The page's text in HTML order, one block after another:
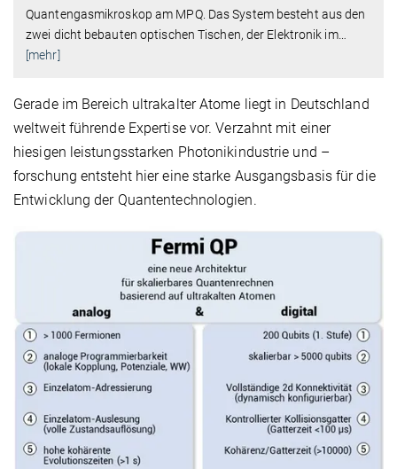
Quantengasmikroskop am MPQ. Das System besteht aus den
zwei dicht bebauten optischen Tischen, der Elektronik im…
[mehr]
Gerade im Bereich ultrakalter Atome liegt in Deutschland
weltweit führende Expertise vor. Verzahnt mit einer
hiesigen leistungsstarken Photonikindustrie und –
forschung entsteht hier eine starke Ausgangsbasis für die
Entwicklung der Quantentechnologien.